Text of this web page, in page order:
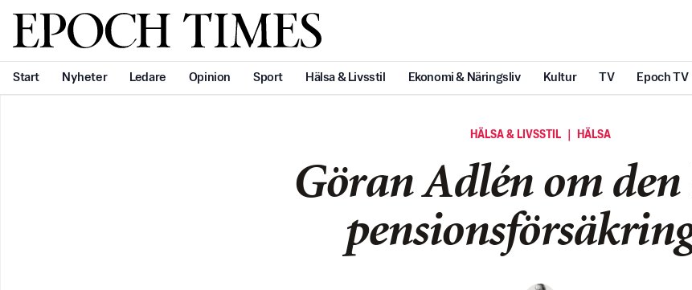
Svenska Epoch Times
Start Nyheter Ledare Opinion Sport Hälsa & Livsstil Ekonomi & Näringsliv Kultur TV Epoch TV
HÄLSA & LIVSSTIL ｜ HÄLSA
Göran Adlén om den